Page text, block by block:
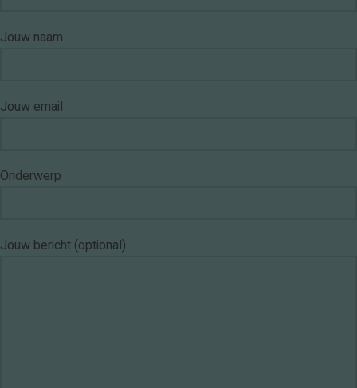
Jouw naam
Jouw email
Onderwerp
Jouw bericht (optional)